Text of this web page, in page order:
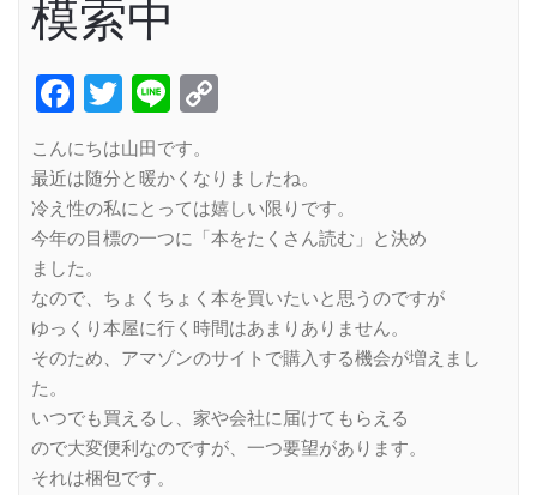
模索中
Facebook
Twitter
Line
こんにちは山田です。
最近は随分と暖かくなりましたね。
冷え性の私にとっては嬉しい限りです。
今年の目標の一つに「本をたくさん読む」と決め
ました。
なので、ちょくちょく本を買いたいと思うのですが
ゆっくり本屋に行く時間はあまりありません。
そのため、アマゾンのサイトで購入する機会が増えまし
た。
いつでも買えるし、家や会社に届けてもらえる
ので大変便利なのですが、一つ要望があります。
それは梱包です。